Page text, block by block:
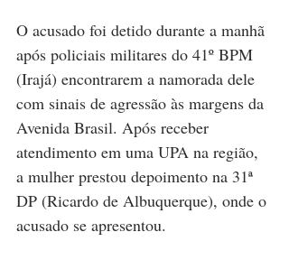
O acusado foi detido durante a manhã
após policiais militares do 41º BPM
(Irajá) encontrarem a namorada dele
com sinais de agressão às margens da
Avenida Brasil. Após receber
atendimento em uma UPA na região,
a mulher prestou depoimento na 31ª
DP (Ricardo de Albuquerque), onde o
acusado se apresentou.